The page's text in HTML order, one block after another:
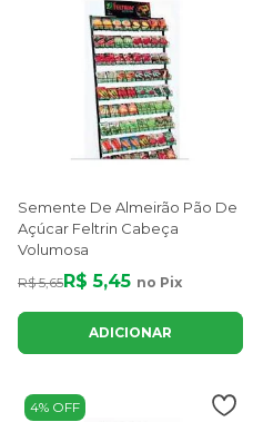
Semente De Almeirão Pão De
Açúcar Feltrin Cabeça
Volumosa
R$ 5,65R$ 5,45 no Pix
ADICIONAR
4% OFF